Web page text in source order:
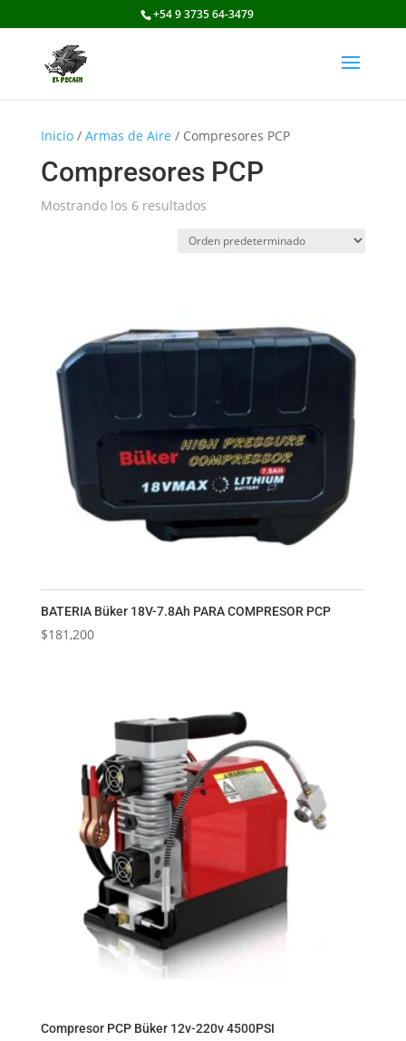
+54 9 3735 64-3479
Inicio/ Armas de Aire / Compresores PCP
Compresores PCP
Mostrando los 6 resultados
BATERIA Büker 18V-7.8Ah PARA COMPRESOR PCP
$181,200
Compresor PCP Büker 12v-220v 4500PSI